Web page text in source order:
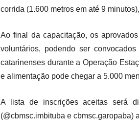
corrida (1.600 metros em até 9
Ao final da capacitação, os
voluntários, podendo ser
catarinenses durante a Operação
e alimentação pode chegar a 5.000
A lista de inscrições aceitas será
(@cbmsc.imbituba e cbmsc.garopaba)